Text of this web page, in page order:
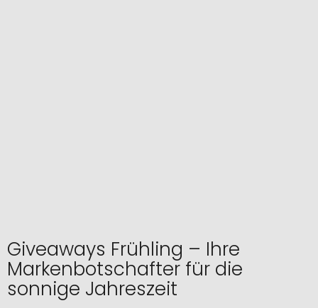
Giveaways Frühling – Ihre
Markenbotschafter für die
sonnige Jahreszeit